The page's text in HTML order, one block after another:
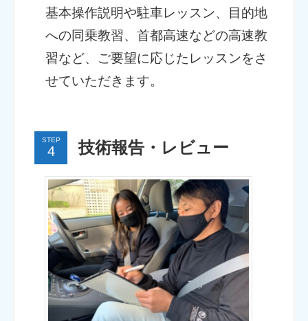
基本操作説明や駐車レッスン、目的地
への同乗教習、首都高速などの高速教
習など、ご要望に応じたレッスンをさ
せていただきます。
STEP 技術報告・レビュー